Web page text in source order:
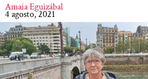
Amaia Eguizábal
4 agosto, 2021